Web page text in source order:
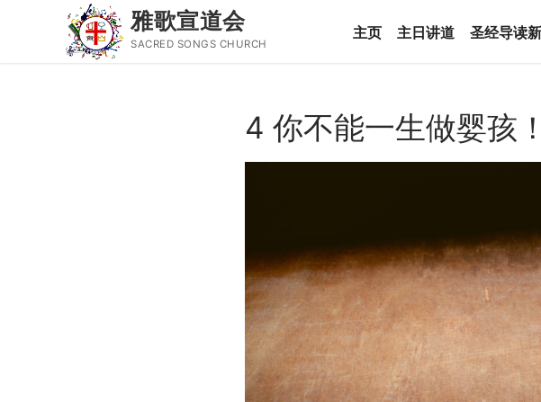
雅歌宣道会
SACRED SONGS CHURCH
主页 主日讲道 圣经导读
4 你不能一生做婴孩